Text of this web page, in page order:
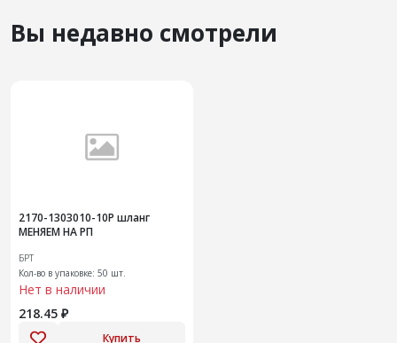
Вы недавно смотрели
2170-1303010-10Р шланг
МЕНЯЕМ НА РП
БРТ
Кол-во в упаковке: 50 шт.
Нет в наличии
218.45 ₽
Купить